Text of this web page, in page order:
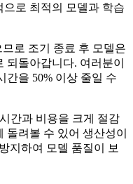
로 최적의 모델과 학습
므로 조기 종료 후 모델은
돌아갑니다. 여러분이
간을 50% 이상 줄일 수
간과 비용을 크게 절감
돌려볼 수 있어 생산성이
지하여 모델 품질이 보